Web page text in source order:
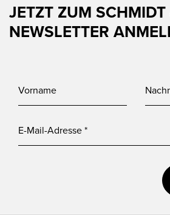
JETZT ZUM
NEWSLETTER